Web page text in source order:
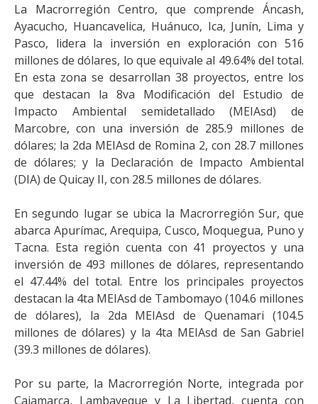
La Macrorregión Centro, que comprende Áncash,
Ayacucho, Huancavelica, Huánuco, Ica, Junín, Lima y
Pasco, lidera la inversión en exploración con 516
millones de dólares, lo que equivale al 49.64% del total.
En esta zona se desarrollan 38 proyectos, entre los
que destacan la 8va Modificación del Estudio de
Impacto Ambiental semidetallado (MEIAsd) de
Marcobre, con una inversión de 285.9 millones de
dólares; la 2da MEIAsd de Romina 2, con 28.7 millones
de dólares; y la Declaración de Impacto Ambiental
(DIA) de Quicay II, con 28.5 millones de dólares.
En segundo lugar se ubica la Macrorregión Sur, que
abarca Apurímac, Arequipa, Cusco, Moquegua, Puno y
Tacna. Esta región cuenta con 41 proyectos y una
inversión de 493 millones de dólares, representando
el 47.44% del total. Entre los principales proyectos
destacan la 4ta MEIAsd de Tambomayo (104.6 millones
de dólares), la 2da MEIAsd de Quenamari (104.5
millones de dólares) y la 4ta MEIAsd de San Gabriel
(39.3 millones de dólares).
Por su parte, la Macrorregión Norte, integrada por
Cajamarca, Lambayeque y La Libertad, cuenta con